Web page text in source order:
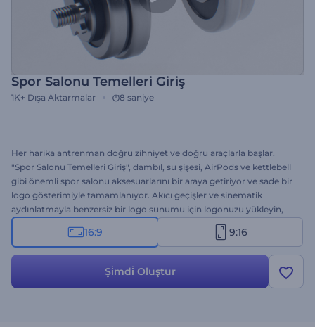
Spor Salonu Temelleri Giriş
1K+ Dışa Aktarmalar 8 saniye
Her harika antrenman doğru zihniyet ve doğru araçlarla başlar.
"Spor Salonu Temelleri Giriş", dambıl, su şişesi, AirPods ve kettlebell
gibi önemli spor salonu aksesuarlarını bir araya getiriyor ve sade bir
logo gösterimiyle tamamlanıyor. Akıcı geçişler ve sinematik
aydınlatmayla benzersiz bir logo sunumu için logonuzu yükleyin,
sloganınızı yazın ve arka plan müziğini seçin. Spor salonu tanıtımları,
spor salonu temalı projeler ve sağlıklı yaşam tarzı içerikleri için
16:9 9:16
Şi̇mdi̇ Oluştur